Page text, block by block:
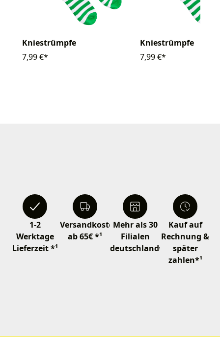
Kniestrümpfe
7,99 €*
Kniestrümpfe
7,99 €*
1-2
Werktage
Lieferzeit *¹
Versandkostenfrei
ab 65€ *¹
Mehr als 30
Filialen
deutschlandweit
Kauf auf
Rechnung &
später
zahlen*¹